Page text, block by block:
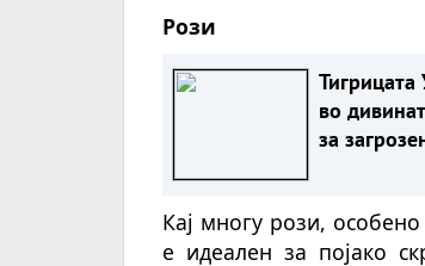
Рози
Тигрицата
во
за
Кај многу рози,
е идеален за појако